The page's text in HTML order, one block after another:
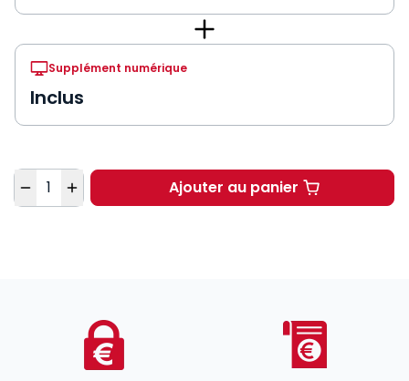
Supplément numérique
Inclus
Quantité Ajouter au panierJuris Associations à